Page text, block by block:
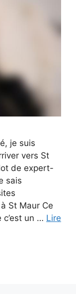
je suis
vers St
de expert-
sais
St Maur Ce
c’est un … Lire